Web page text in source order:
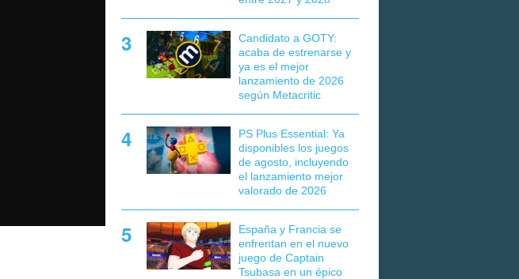
Candidato a GOTY:
acaba de estrenarse y
ya es el mejor
lanzamiento de 2026
según Metacritic
PS Plus Essential: Ya
disponibles los juegos
de agosto, incluyendo
el lanzamiento mejor
valorado de 2026
España y Francia se
enfrentan en el nuevo
juego de Captain
Tsubasa en un épico